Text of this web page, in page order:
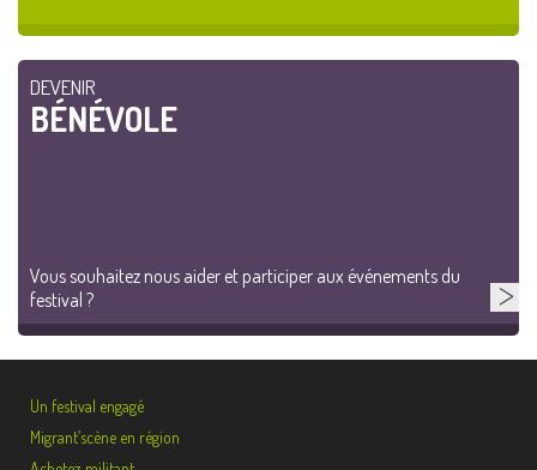
DEVENIR
BÉNÉVOLE
Vous souhaitez nous aider et participer aux événements du
festival ?
Un festival engagé
Migrant’scène en région